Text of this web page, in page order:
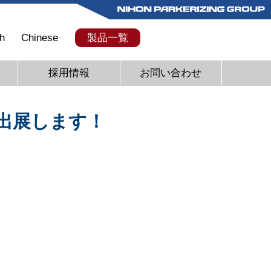
Chinese 製品一覧
採用情報 お問い合わせ
展します！